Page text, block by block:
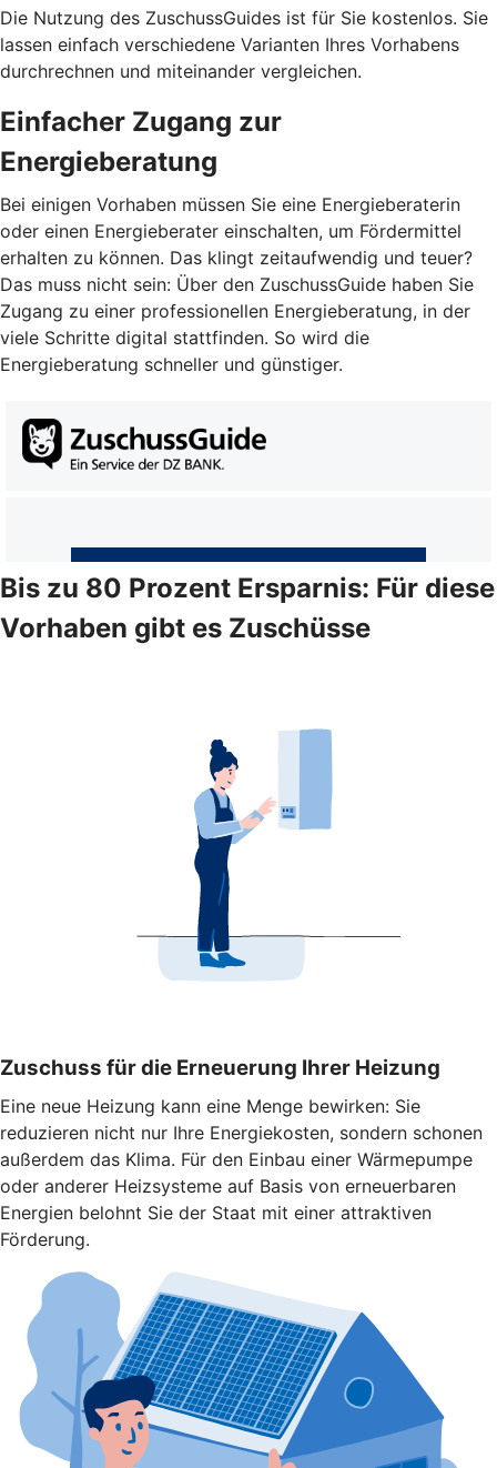
Die Nutzung des ZuschussGuides ist für Sie kostenlos. Sie
lassen einfach verschiedene Varianten Ihres Vorhabens
durchrechnen und miteinander vergleichen.
Einfacher Zugang zur
Energieberatung
Bei einigen Vorhaben müssen Sie eine Energieberaterin
oder einen Energieberater einschalten, um Fördermittel
erhalten zu können. Das klingt zeitaufwendig und teuer?
Das muss nicht sein: Über den ZuschussGuide haben Sie
Zugang zu einer professionellen Energieberatung, in der
viele Schritte digital stattfinden. So wird die
Energieberatung schneller und günstiger.
Bis zu 80 Prozent Ersparnis: Für diese
Vorhaben gibt es Zuschüsse
Zuschuss für die Erneuerung Ihrer Heizung
Eine neue Heizung kann eine Menge bewirken: Sie
reduzieren nicht nur Ihre Energiekosten, sondern schonen
außerdem das Klima. Für den Einbau einer Wärmepumpe
oder anderer Heizsysteme auf Basis von erneuerbaren
Energien belohnt Sie der Staat mit einer attraktiven
Förderung.